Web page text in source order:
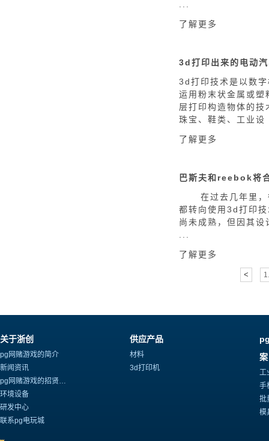
了解更多
3d打印技术是以数
运用粉末状金属或塑
层打印构造物体的
珠宝、鞋类、工业
了解更多
在过去几年里，
都转向使用3d打印
尚未成熟，但因其
了解更多
<
关于浙创
pg网赌游戏的简介
新闻资讯
pg网赌游戏的招贤纳士
环境设备
研发中心
联系pg电玩城
供应产品
材料
3d打印机
案
工
手
批
模